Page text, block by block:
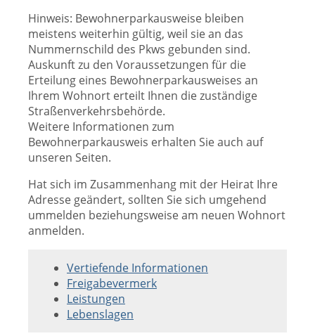
Hinweis: Bewohnerparkausweise bleiben
meistens weiterhin gültig, weil sie an das
Nummernschild des Pkws gebunden sind.
Auskunft zu den Voraussetzungen für die
Erteilung eines Bewohnerparkausweises an
Ihrem Wohnort erteilt Ihnen die zuständige
Straßenverkehrsbehörde.
Weitere Informationen zum
Bewohnerparkausweis erhalten Sie auch auf
unseren Seiten.
Hat sich im Zusammenhang mit der Heirat Ihre
Adresse geändert, sollten Sie sich umgehend
ummelden beziehungsweise am neuen Wohnort
anmelden.
Vertiefende Informationen
Freigabevermerk
Leistungen
Lebenslagen